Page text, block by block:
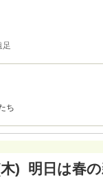
足
ち
木) 明日は春